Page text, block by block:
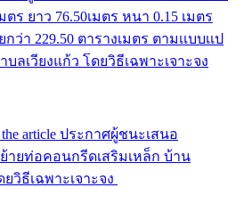
ร ยาว 76.50เมตร หนา 0.15 เมตร
229.50 ตารางเมตร ตามเเบบเเป
ลเวียงแก้ว โดยวิธีเฉพาะเจาะจง